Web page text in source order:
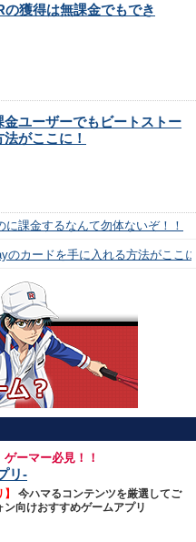
の獲得は無課金でもでき
金ユーザーでもビートストー
がここに！
に課金するなんて勿体ないぞ！！
のカードを手に入れる方法がここ
ーマー必見！！
リ-
今ハマるコンテンツを厳選してご
向けおすすめゲームアプリ